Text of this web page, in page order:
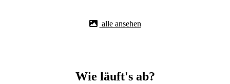
alle ansehen
Wie läuft's ab?